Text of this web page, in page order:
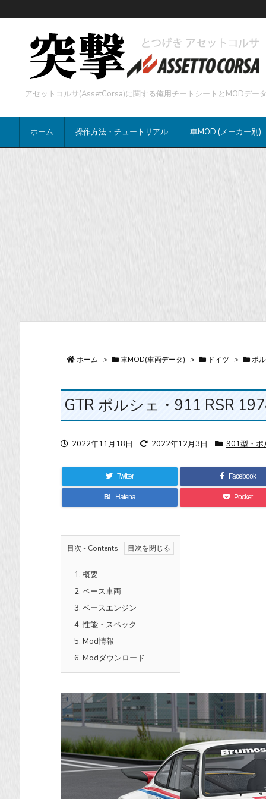
アセットコルサ(AssetCorsa)に関する俺用チートシートとMODデ
ホーム 操作方法・チュートリアル 車MOD (メーカー別)
ホーム > 車MOD(車両データ) > ドイツ > ポ
GTR ポルシェ・911 RSR
2022年11月18日 2022年12月3日 901型・ポ
Twitter Facebook
B! Hatena Pocket
目次 - Contents
1. 概要
2. ベース車両
3. ベースエンジン
4.性能・スペック
5. Mod情報
6. Modダウンロード